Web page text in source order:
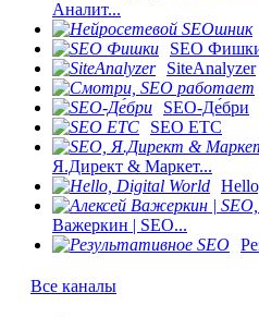
Аналит...
SEO
SiteAnalyzer
SEO-Де́бри
SEO ETC
Я.Директ & Маркет...
Важеркин | SEO...
Все каналы